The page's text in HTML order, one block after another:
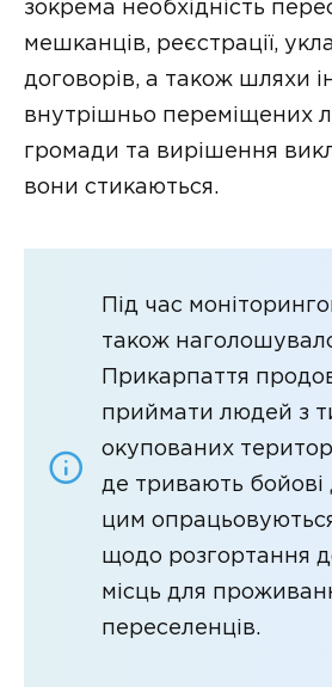
зокрема необхідність
мешканців, реєстрації,
договорів, а також шляхи
внутрішньо переміщених
громади та вирішення
вони стикаються.
Під час
також
Прикарпаття
приймати людей з
окупованих
де тривають бойові
цим
щодо розгортання
місць для
переселенців.